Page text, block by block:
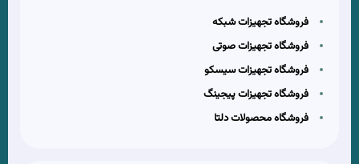
فروشگاه تجهیزات شبکه
فروشگاه تجهیزات صوتی
فروشگاه تجهیزات سیسکو
فروشگاه تجهیزات پیجینگ
فروشگاه محصولات دلتا